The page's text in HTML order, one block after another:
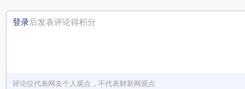
登录后发表评论得积分
评论仅代表网友个人观点，不代表财新网观点